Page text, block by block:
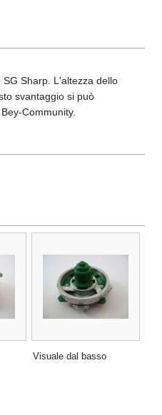
Sharp. L'altezza dello
svantaggio si può
Community.
Visuale dal basso